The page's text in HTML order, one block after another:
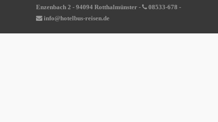
Enzenbach 2 - 94094 Rotthalmünster -
08533-678 -
info@hotelbus-reisen.de